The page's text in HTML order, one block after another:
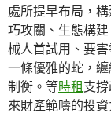
處所提早布局，
巧攻關、生態構
械人首試用、要
一條優雅的蛇，
制衡。等時租支
來財產範疇的投